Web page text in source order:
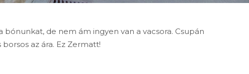
de nem ám ingyen van a vacsora. Csupán
az ára. Ez Zermatt!